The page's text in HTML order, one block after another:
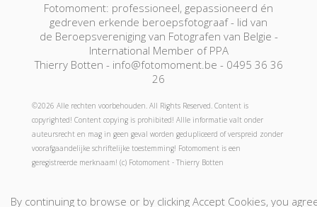
Fotomoment: professioneel, gepassioneerd én
gedreven erkende beroepsfotograaf - lid van
de Beroepsvereniging van Fotografen van Belgie -
International Member of PPA
Thierry Botten - info@fotomoment.be - 0495 36 36
26
©2026 Alle rechten voorbehouden. All Rights Reserved. Content is
copyrighted! Content copying is prohibited! Allle informatie valt onder
auteursrecht en mag in geen geval worden gedupliceerd of verspreid zonder
voorafgaandelijke schriftelijke toestemming! Fotomoment is een
geregistreerde merknaam! (c) Fotomoment - Thierry Botten
Fotograaf-Photographe Jouw foto's-Vos Photos
By continuing to browse or by clicking Accept Cookies, you